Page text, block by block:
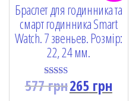
Браслет для годинника та
смарт годинника Smart
Watch. 7 звеньев. Розмір:
22, 24 мм.
Rated
5.00
577грн265грн